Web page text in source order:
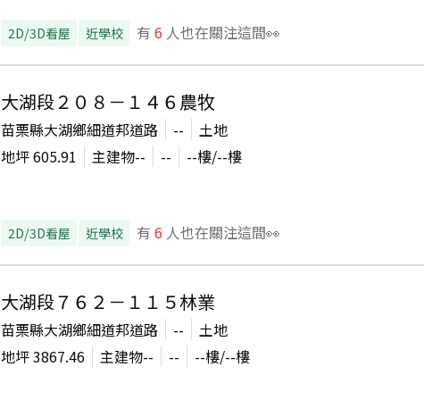
2D/3D看屋 近學校 有 6 人也在關注這間👀
大湖段２０８－１４６農牧
苗栗縣大湖鄉細道邦道路 --
土地
地坪605.91 主建物-- -- --樓/--樓
2D/3D看屋 近學校 有 6 人也在關注這間👀
大湖段７６２－１１５林業
苗栗縣大湖鄉細道邦道路 --
土地
地坪3867.46 主建物-- -- --樓/--樓